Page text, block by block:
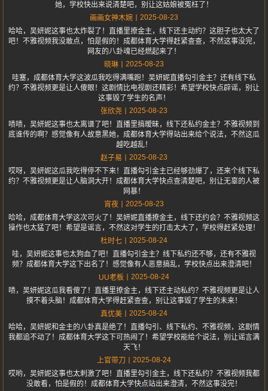
她，学校快出来说清楚吧，别让这姑娘被冤枉了！
画画女神木婉
2025-08-23
哈哈，吴妍妮这事也太炸裂了！直播里撩金主，线下还主动约？这胆子也太大了
吧！不雅视频我没敢点，怕是假的！成都体育大学得赶紧查查，不然这事没完，
网友的八卦魂已经燃起来了！
晓琳
2025-08-23
哇塞，成都体育大学这波瓜我吃得满嘴跑！吴妍妮直播勾引金主？还有线下私
约？不雅视频更是让人傻眼！这剧情比电视剧还精彩！希望学校快点辟谣，别让
这事毁了学生的名声！
张欣尧
2025-08-23
啧啧，吴妍妮这事也太离谱了吧！直播里搞暧昧，线下还私约金主？不雅视频到
底谁传的啊？感觉像有人故意黑她，成都体育大学得站出来给个说法，不然这瓜
越吃越乱！
赵子易
2025-08-23
哎呀，吴妍妮这瓜我吃得停不下来！直播勾引金主已经够劲爆了，还来个线下私
约？不雅视频更是让人脑洞大开！成都体育大学快点查清楚吧，别让无辜的人被
网暴！
宵夜
2025-08-23
哈哈，成都体育大学这次可火了！吴妍妮直播撩金主，线下还约会？不雅视频这
操作也太猛了吧！希望是谣言，不然这对学生的打击太大了，学校得赶紧处理！
杜时七
2025-08-24
哇，吴妍妮这事也太狗血了吧！直播勾引金主？线下私约还不够，还有不雅视
频？成都体育大学这下出名了！感觉像有人恶意搞乱，学校快点出来澄清吧！
UU老板
2025-08-24
啧，吴妍妮这瓜我看傻了！直播里撩金主，线下还主动私约？不雅视频更是让人
摸不着头脑！成都体育大学得赶紧查查，别让这事毁了学生的未来！
真优美
2025-08-24
哈哈，吴妍妮和金主的八卦真是绝了！直播勾引、线下私约、不雅视频，这剧情
我都追不动了！成都体育大学这下可热闹了！希望学校能给个说法，别让谣言满
天飞！
上官带刀
2025-08-24
哎哟，吴妍妮这事也太刺激了吧！直播里勾引金主，线下还私约？不雅视频我都
没敢看，怕是假的！成都体育大学快点站出来澄清，不然这事没完！